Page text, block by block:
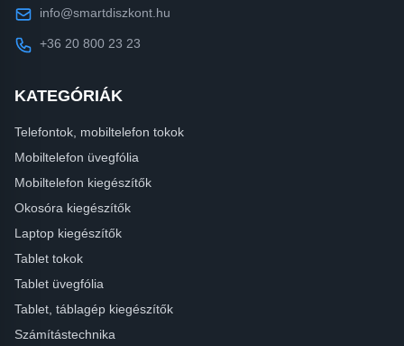
info@smartdiszkont.hu
+36 20 800 23 23
KATEGÓRIÁK
Telefontok, mobiltelefon tokok
Mobiltelefon üvegfólia
Mobiltelefon kiegészítők
Okosóra kiegészítők
Laptop kiegészítők
Tablet tokok
Tablet üvegfólia
Tablet, táblagép kiegészítők
Számítástechnika